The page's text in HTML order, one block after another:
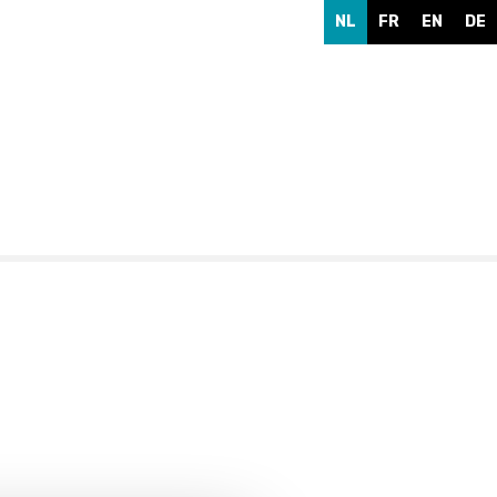
NL FR EN DE